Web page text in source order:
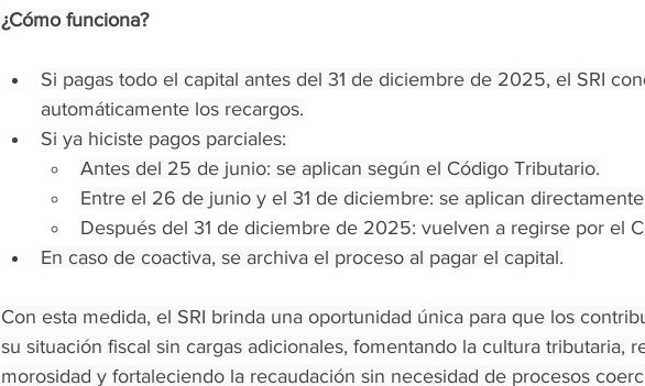
¿Cómo funciona?
Si pagas todo el capital antes del 31 de diciembre de 2025, el SRI
automáticamente los recargos.
Si ya hiciste pagos parciales:
Antes del 25 de junio: se aplican según el Código Tributario.
Entre el 26 de junio y el 31 de diciembre: se aplican
Después del 31 de diciembre de 2025: vuelven a regirse por el
En caso de coactiva, se archiva el proceso al pagar el capital.
Con esta medida, el SRI brinda una oportunidad única para que los
su situación fiscal sin cargas adicionales, fomentando la cultura tributaria,
morosidad y fortaleciendo la recaudación sin necesidad de procesos